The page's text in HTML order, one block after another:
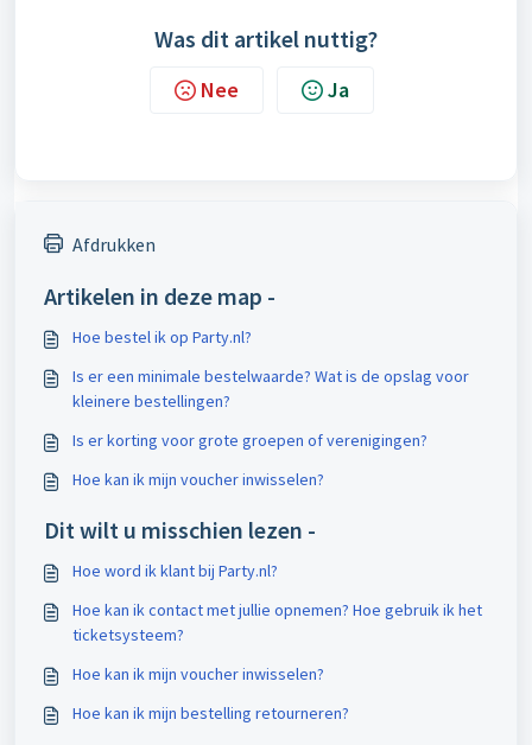
Was dit artikel nuttig?
Nee Ja
Afdrukken
Artikelen in deze map -
Hoe bestel ik op Party.nl?
Is er een minimale bestelwaarde? Wat is de opslag voor
kleinere bestellingen?
Is er korting voor grote groepen of verenigingen?
Hoe kan ik mijn voucher inwisselen?
Dit wilt u misschien lezen -
Hoe word ik klant bij Party.nl?
Hoe kan ik contact met jullie opnemen? Hoe gebruik ik het
ticketsysteem?
Hoe kan ik mijn voucher inwisselen?
Hoe kan ik mijn bestelling retourneren?